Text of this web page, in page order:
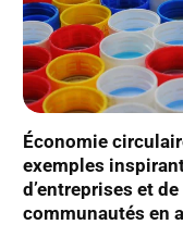
Économie
exemples
d’entreprises et de
communautés en